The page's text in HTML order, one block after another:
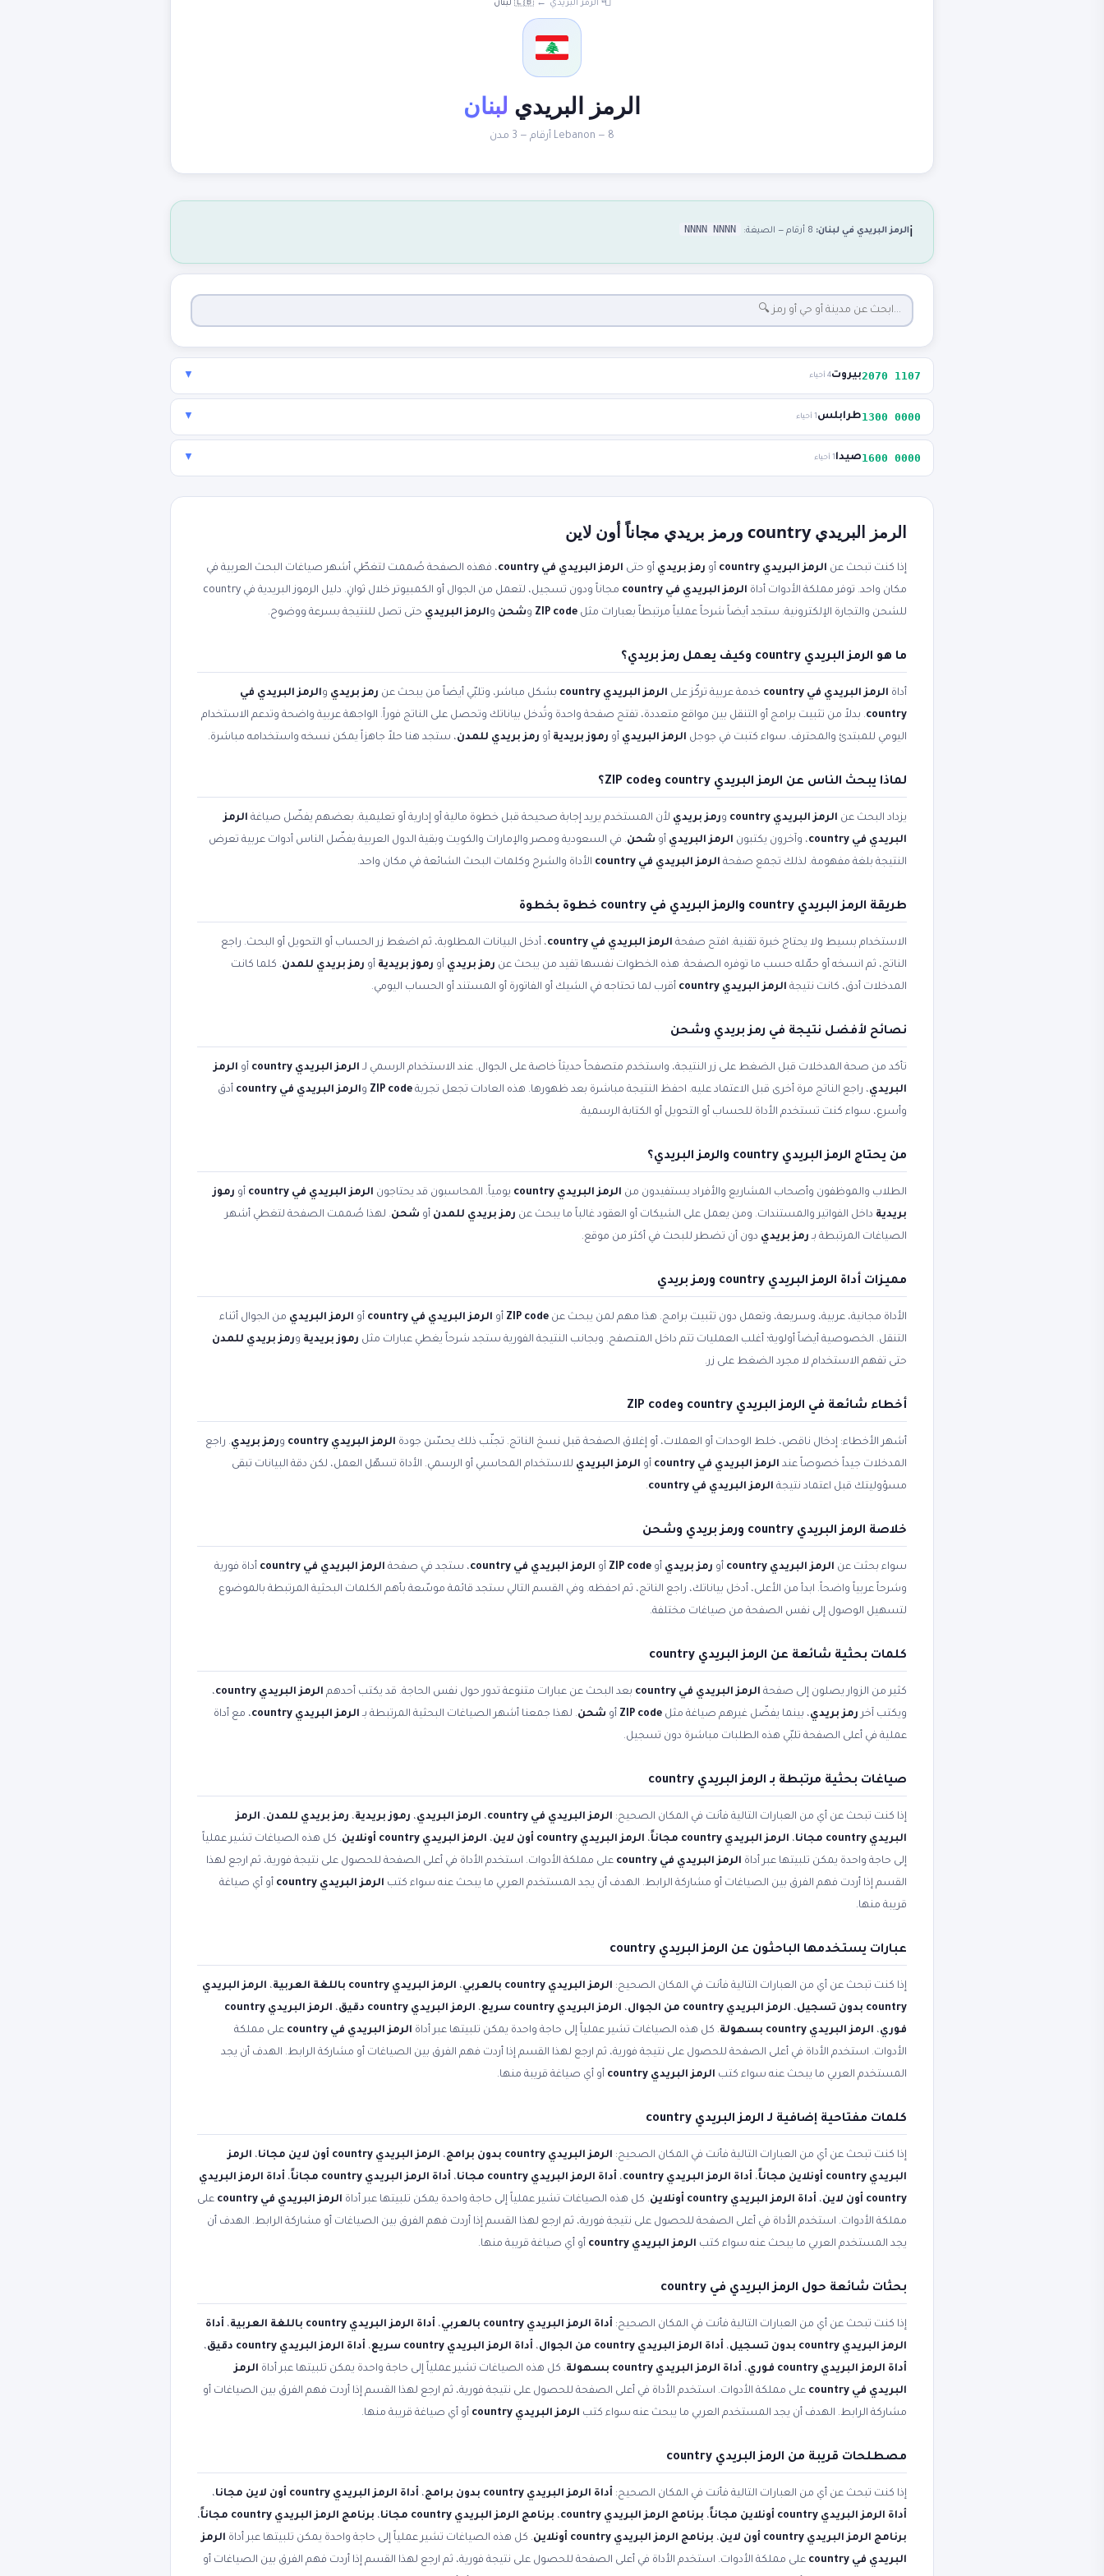
📮 الرمز البريدي ←🇱🇧 لبنان
الرمز البريدي لبنان
Lebanon — 8 أرقام — 3 مدن
ℹ️الرمز البريدي في لبنان: NNNN NNNN
1107 2070 بيروت4 أحياء ▼
0000 1300 طرابلس 1 أحياء ▼
0000 1600 صيدا 1 أحياء ▼
الرمز البريدي country ورمز بريدي مجاناً أون لاين
إذا كنت تبحث عن الرمز البريدي country أو رمز بريدي أو حتى الرمز البريدي في country
، فهذه الصفحة صُممت لتغطّي أشهر صياغات البحث العربية في
مكان واحد. توفر مملكة الأدوات أداة الرمز البريدي في country
مجاناً ودون تسجيل، لتعمل من الجوال أو الكمبيوتر خلال ثوانٍ. دليل الرموز البريدية في country
للشحن والتجارة الإلكترونية. ستجد أيضاً شرحاً عملياً مرتبطاً بعبارات مثل ZIP code وشحن والرمز البريدي حتى تصل للنتيجة بسرعة ووضوح.
ما هو الرمز البريدي country وكيف يعمل رمز بريدي؟
أداة الرمز البريدي في country خدمة عربية تركّز على الرمز البريدي country بشكل مباشر، وتلبّي أيضاً من يبحث عن رمز بريدي والرمز البريدي في
country. بدلاً من تثبيت برامج أو التنقل بين مواقع متعددة، تفتح صفحة واحدة وتُدخل بياناتك وتحصل على الناتج فوراً. الواجهة عربية واضحة وتدعم الاستخدام
اليومي للمبتدئ والمحترف. سواء كتبت في جوجل الرمز البريدي أو رموز بريدية أو رمز بريدي للمدن، ستجد هنا حلاً جاهزاً يمكن نسخه واستخدامه مباشرة.
لماذا يبحث الناس عن الرمز البريدي country وZIP code؟
يزداد البحث عن الرمز البريدي country ورمز بريدي لأن المستخدم يريد إجابة صحيحة قبل خطوة مالية أو إدارية أو تعليمية. بعضهم يفضّل صياغة الرمز
البريدي في country
، وآخرون يكتبون الرمز البريدي أو شحن. في السعودية ومصر والإمارات والكويت وبقية الدول العربية يفضّل الناس أدوات عربية تعرض
النتيجة بلغة مفهومة. لذلك تجمع صفحة الرمز البريدي في country الأداة والشرح وكلمات البحث الشائعة في مكان واحد.
طريقة الرمز البريدي country والرمز البريدي في country خطوة بخطوة
الاستخدام بسيط ولا يحتاج خبرة تقنية. افتح صفحة الرمز البريدي في country
، أدخل البيانات المطلوبة، ثم اضغط زر الحساب أو التحويل أو البحث. راجع
الناتج، ثم انسخه أو حمّله حسب ما توفره الصفحة. هذه الخطوات نفسها تفيد من يبحث عن رمز بريدي أو رموز بريدية أو رمز بريدي للمدن. كلما كانت
المدخلات أدق، كانت نتيجة الرمز البريدي country أقرب لما تحتاجه في الشيك أو الفاتورة أو المستند أو الحساب اليومي.
نصائح لأفضل نتيجة في رمز بريدي وشحن
تأكد من صحة المدخلات قبل الضغط على زر النتيجة، واستخدم متصفحاً حديثاً خاصة على الجوال. عند الاستخدام الرسمي لـ الرمز البريدي country أو الرمز
البريدي، راجع الناتج مرة أخرى قبل الاعتماد عليه. احفظ النتيجة مباشرة بعد ظهورها. هذه العادات تجعل تجربة ZIP code والرمز البريدي في country
أدق
وأسرع، سواء كنت تستخدم الأداة للحساب أو التحويل أو الكتابة الرسمية.
من يحتاج الرمز البريدي country والرمز البريدي؟
الطلاب والموظفون وأصحاب المشاريع والأفراد يستفيدون من الرمز البريدي country يومياً. المحاسبون قد يحتاجون الرمز البريدي في country أو رموز
بريدية داخل الفواتير والمستندات. ومن يعمل على الشيكات أو العقود غالباً ما يبحث عن رمز بريدي للمدن أو شحن. لهذا صُممت الصفحة لتغطي أشهر
الصياغات المرتبطة بـ رمز بريدي دون أن تضطر للبحث في أكثر من موقع.
مميزات أداة الرمز البريدي country ورمز بريدي
الأداة مجانية، عربية، وسريعة، وتعمل دون تثبيت برامج. هذا مهم لمن يبحث عن ZIP code أو الرمز البريدي في country أو الرمز البريدي من الجوال أثناء
التنقل. الخصوصية أيضاً أولوية؛ أغلب العمليات تتم داخل المتصفح. وبجانب النتيجة الفورية ستجد شرحاً يغطي عبارات مثل رموز بريدية ورمز بريدي للمدن
حتى تفهم الاستخدام لا مجرد الضغط على زر.
أخطاء شائعة في الرمز البريدي country وZIP code
أشهر الأخطاء: إدخال ناقص، خلط الوحدات أو العملات، أو إغلاق الصفحة قبل نسخ الناتج. تجنّب ذلك يحسّن جودة الرمز البريدي country ورمز بريدي. راجع
المدخلات جيداً خصوصاً عند الرمز البريدي في country أو الرمز البريدي للاستخدام المحاسبي أو الرسمي. الأداة تسهّل العمل، لكن دقة البيانات تبقى
مسؤوليتك قبل اعتماد نتيجة الرمز البريدي في country .
خلاصة الرمز البريدي country ورمز بريدي وشحن
سواء بحثت عن الرمز البريدي country أو رمز بريدي أو ZIP code أو الرمز البريدي في country ، ستجد في صفحة الرمز البريدي في country
أداة فورية
وشرحاً عربياً واضحاً. ابدأ من الأعلى، أدخل بياناتك، راجع الناتج، ثم احفظه. وفي القسم التالي ستجد قائمة موسّعة بأهم الكلمات البحثية المرتبطة بالموضوع
لتسهيل الوصول إلى نفس الصفحة من صياغات مختلفة.
كلمات بحثية شائعة عن الرمز البريدي country
كثير من الزوار يصلون إلى صفحة الرمز البريدي في country بعد البحث عن عبارات متنوعة تدور حول نفس الحاجة. قد يكتب أحدهم الرمز البريدي country
،
ويكتب آخر رمز بريدي، بينما يفضّل غيرهم صياغة مثل ZIP code أو شحن. لهذا جمعنا أشهر الصياغات البحثية المرتبطة بـ الرمز البريدي country
، مع أداة
عملية في أعلى الصفحة تلبّي هذه الطلبات مباشرة دون تسجيل.
صياغات بحثية مرتبطة بـ الرمز البريدي country
إذا كنت تبحث عن أي من العبارات التالية فأنت في المكان الصحيح: الرمز البريدي في country ، الرمز البريدي، رموز بريدية، رمز بريدي للمدن، الرمز
البريدي country مجانا
، الرمز البريدي country مجاناً ، الرمز البريدي country أون لاين ، الرمز البريدي country أونلاين
. كل هذه الصياغات تشير عملياً
إلى حاجة واحدة يمكن تلبيتها عبر أداة الرمز البريدي في country
على مملكة الأدوات. استخدم الأداة في أعلى الصفحة للحصول على نتيجة فورية، ثم ارجع لهذا
القسم إذا أردت فهم الفرق بين الصياغات أو مشاركة الرابط. الهدف أن يجد المستخدم العربي ما يبحث عنه سواء كتب الرمز البريدي country
أو أي صياغة
قريبة منها.
عبارات يستخدمها الباحثون عن الرمز البريدي country
إذا كنت تبحث عن أي من العبارات التالية فأنت في المكان الصحيح: الرمز البريدي country بالعربي ، الرمز البريدي country باللغة العربية ، الرمز البريدي
country بدون تسجيل
، الرمز البريدي country من الجوال ، الرمز البريدي country سريع ، الرمز البريدي country دقيق ،
الرمز البريدي country
فوري، الرمز البريدي country بسهولة . كل هذه الصياغات تشير عملياً إلى حاجة واحدة يمكن تلبيتها عبر أداة الرمز البريدي في country
على مملكة
الأدوات. استخدم الأداة في أعلى الصفحة للحصول على نتيجة فورية، ثم ارجع لهذا القسم إذا أردت فهم الفرق بين الصياغات أو مشاركة الرابط. الهدف أن يجد
المستخدم العربي ما يبحث عنه سواء كتب الرمز البريدي country أو أي صياغة قريبة منها.
كلمات مفتاحية إضافية لـ الرمز البريدي country
إذا كنت تبحث عن أي من العبارات التالية فأنت في المكان الصحيح: الرمز البريدي country بدون برامج ، الرمز البريدي country أون لاين مجانا ، الرمز
البريدي country أونلاين مجاناً
، أداة الرمز البريدي country ، أداة الرمز البريدي country مجانا ، أداة الرمز البريدي country مجاناً ، أداة الرمز البريدي
country أون لاين
، أداة الرمز البريدي country أونلاين . كل هذه الصياغات تشير عملياً إلى حاجة واحدة يمكن تلبيتها عبر أداة الرمز البريدي في country
على
مملكة الأدوات. استخدم الأداة في أعلى الصفحة للحصول على نتيجة فورية، ثم ارجع لهذا القسم إذا أردت فهم الفرق بين الصياغات أو مشاركة الرابط. الهدف أن
يجد المستخدم العربي ما يبحث عنه سواء كتب الرمز البريدي country أو أي صياغة قريبة منها.
بحثات شائعة حول الرمز البريدي في country
إذا كنت تبحث عن أي من العبارات التالية فأنت في المكان الصحيح: أداة الرمز البريدي country بالعربي ، أداة الرمز البريدي country باللغة العربية ، أداة
الرمز البريدي country بدون تسجيل
، أداة الرمز البريدي country من الجوال ، أداة الرمز البريدي country سريع ، أداة الرمز البريدي country دقيق
،
أداة الرمز البريدي country فوري
، أداة الرمز البريدي country بسهولة . كل هذه الصياغات تشير عملياً إلى حاجة واحدة يمكن تلبيتها عبر أداة الرمز
البريدي في country
على مملكة الأدوات. استخدم الأداة في أعلى الصفحة للحصول على نتيجة فورية، ثم ارجع لهذا القسم إذا أردت فهم الفرق بين الصياغات أو
مشاركة الرابط. الهدف أن يجد المستخدم العربي ما يبحث عنه سواء كتب الرمز البريدي country أو أي صياغة قريبة منها.
مصطلحات قريبة من الرمز البريدي country
إذا كنت تبحث عن أي من العبارات التالية فأنت في المكان الصحيح: أداة الرمز البريدي country بدون برامج ، أداة الرمز البريدي country أون لاين مجانا
،
أداة الرمز البريدي country أونلاين مجاناً
، برنامج الرمز البريدي country ، برنامج الرمز البريدي country مجانا ، برنامج الرمز البريدي country مجاناً
،
برنامج الرمز البريدي country أون لاين
، برنامج الرمز البريدي country أونلاين . كل هذه الصياغات تشير عملياً إلى حاجة واحدة يمكن تلبيتها عبر أداة الرمز
البريدي في country
على مملكة الأدوات. استخدم الأداة في أعلى الصفحة للحصول على نتيجة فورية، ثم ارجع لهذا القسم إذا أردت فهم الفرق بين الصياغات أو